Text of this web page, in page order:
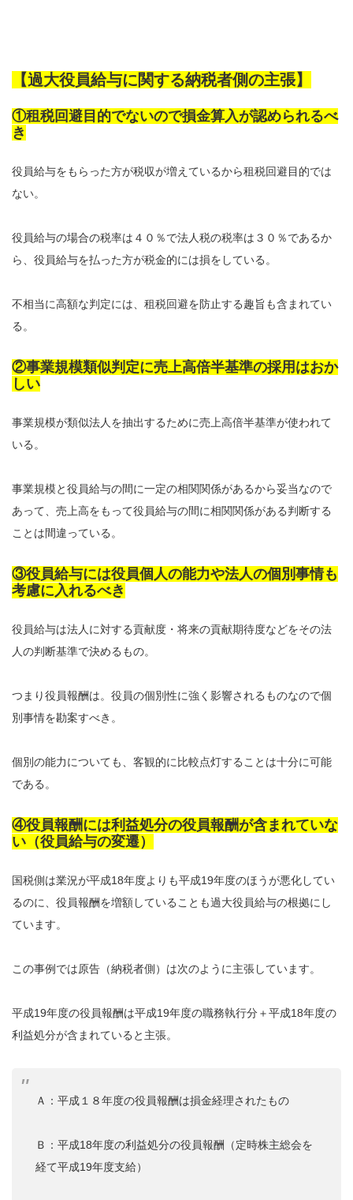
【過大役員給与に関する納税者側の主張】
①租税回避目的でないので損金算入が認められるべ
き
役員給与をもらった方が税収が増えているから租税回避目的では
ない。
役員給与の場合の税率は４０％で法人税の税率は３０％であるか
ら、役員給与を払った方が税金的には損をしている。
不相当に高額な判定には、租税回避を防止する趣旨も含まれてい
る。
②事業規模類似判定に売上高倍半基準の採用はおか
しい
事業規模が類似法人を抽出するために売上高倍半基準が使われて
いる。
事業規模と役員給与の間に一定の相関関係があるから妥当なので
あって、売上高をもって役員給与の間に相関関係がある判断する
ことは間違っている。
③役員給与には役員個人の能力や法人の個別事情も
考慮に入れるべき
役員給与は法人に対する貢献度・将来の貢献期待度などをその法
人の判断基準で決めるもの。
つまり役員報酬は。役員の個別性に強く影響されるものなので個
別事情を勘案すべき。
個別の能力についても、客観的に比較点灯することは十分に可能
である。
④役員報酬には利益処分の役員報酬が含まれていな
い（役員給与の変遷）
国税側は業況が平成18年度よりも平成19年度のほうが悪化してい
るのに、役員報酬を増額していることも過大役員給与の根拠にし
ています。
この事例では原告（納税者側）は次のように主張しています。
平成19年度の役員報酬は平成19年度の職務執行分＋平成18年度の
利益処分が含まれていると主張。
Ａ：平成１８年度の役員報酬は損金経理されたもの
Ｂ：平成18年度の利益処分の役員報酬（定時株主総会を
経て平成19年度支給）